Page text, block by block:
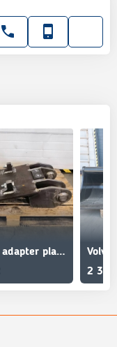
Volvo S1 adapter plate / bracket
2 300